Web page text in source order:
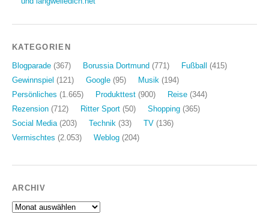
KATEGORIEN
Blogparade (367) Borussia Dortmund (771) Fußball
(415)
Gewinnspiel (121) Google (95) Musik (194)
Persönliches (1.665) Produkttest (900) Reise (344)
Rezension (712) Ritter Sport (50) Shopping (365)
Social Media (203) Technik (33) TV (136)
Vermischtes (2.053) Weblog (204)
ARCHIV
Archiv